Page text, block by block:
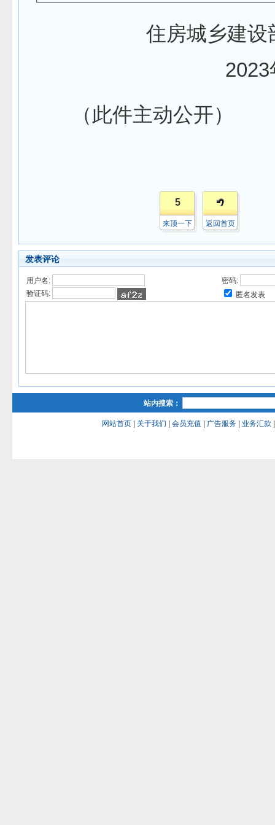
住房城乡建
（此件主动公开）
5
来顶一下 返回首页
发表评论
用户名:
密码:
验证码:
匿名发表
站内搜索：
网站首页 关于我们 会员充值 广告服务 业务汇款